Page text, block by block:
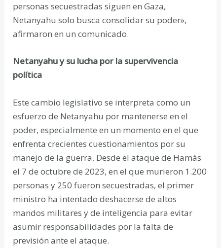
personas secuestradas siguen en Gaza,
Netanyahu solo busca consolidar su poder»,
afirmaron en un comunicado.
Netanyahu y su lucha por la supervivencia
política
Este cambio legislativo se interpreta como un
esfuerzo de Netanyahu por mantenerse en el
poder, especialmente en un momento en el que
enfrenta crecientes cuestionamientos por su
manejo de la guerra. Desde el ataque de Hamás
el 7 de octubre de 2023, en el que murieron 1.200
personas y 250 fueron secuestradas, el primer
ministro ha intentado deshacerse de altos
mandos militares y de inteligencia para evitar
asumir responsabilidades por la falta de
previsión ante el ataque.